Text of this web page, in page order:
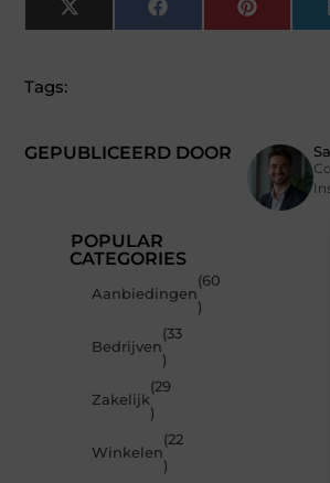
X
(Twitter)
Facebook Pinterest
GEPUBLICEERD DOOR
Tags:
POPULAR
CATEGORIES
Aanbiedingen
(60
)
Bedrijven
(33
)
Zakelijk
(29
)
Winkelen
(22
)